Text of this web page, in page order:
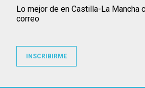
Lo mejor de en Castilla-La Mancha
correo
INSCRIBIRME